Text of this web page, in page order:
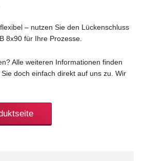
– nutzen Sie den Lückenschluss
8x90 für Ihre Prozesse.
Alle weiteren Informationen finden
doch einfach direkt auf uns zu. Wir